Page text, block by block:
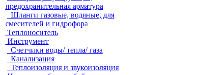
предохранительная арматура
Шланги газовые, водяные, для
смесителей и гидрофора
Теплоноситель
Инструмент
Счетчики воды/ тепла/ газа
Канализация
Теплоизоляция и звукоизоляция